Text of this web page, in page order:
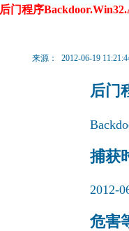
后门程序
来源： 2012-06-19
后门
捕获
2012-
危害